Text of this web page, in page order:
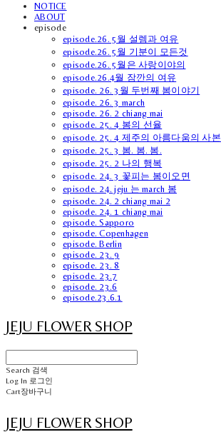
NOTICE
ABOUT
episode
episode.26. 5월 설렘과 여유
episode.26. 5월 기분이 모든것
episode.26. 5월은 사랑이야의
episode.26.4월 잠깐의 여유
episode. 26. 3월 두번째 봄이야기
episode. 26. 3 march
episode. 26. 2 chiang mai
episode. 25. 4 봄의 선율
episode. 25. 4 제주의 아름다움의 사본
episode. 25. 3 봄. 봄. 봄.
episode. 25. 2 나의 행복
episode. 24. 3 꽃피는 봄이오면
episode. 24. jeju 는 march 봄
episode. 24. 2 chiang mai 2
episode. 24. 1 chiang mai
episode. Sapporo
episode. Copenhagen
episode. Berlin
episode. 23. 9
episode. 23. 8
episode. 23.7
episode. 23.6
episode.23.6.1
JEJU FLOWER SHOP
Search 검색
Log In 로그인
Cart장바구니
JEJU FLOWER SHOP